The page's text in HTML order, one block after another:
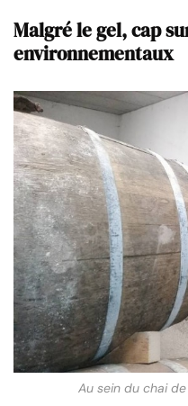
Malgré le gel, cap
environnementaux
Au sein du chai